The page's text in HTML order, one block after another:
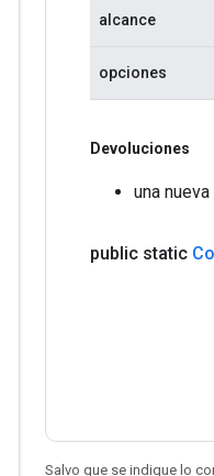
alcance
opciones
Devoluciones
una
public static
Salvo que se indique lo